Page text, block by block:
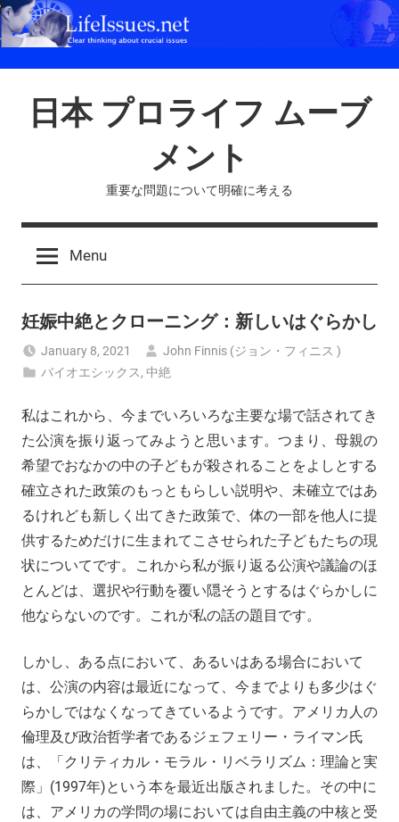
Skip
to
日本 プロライフ ムーブ
メント
重要な問題について明確に考える
Menu
妊娠中絶とクローニング：新しいはぐらかし
January 8, 2021
John Finnis (ジョン・フィニス )
バイオエシックス,中絶
私はこれから、今までいろいろな主要な場で話されてき
た公演を振り返ってみようと思います。つまり、母親の
希望でおなかの中の子どもが殺されることをよしとする
確立された政策のもっともらしい説明や、未確立ではあ
るけれども新しく出てきた政策で、体の一部を他人に提
供するためだけに生まれてこさせられた子どもたちの現
状についてです。これから私が振り返る公演や議論のほ
とんどは、選択や行動を覆い隠そうとするはぐらかしに
他ならないのです。これが私の話の題目です。
しかし、ある点において、あるいはある場合において
は、公演の内容は最近になって、今までよりも多少はぐ
らかしではなくなってきているようです。アメリカ人の
倫理及び政治哲学者であるジェフェリー・ライマン氏
は、「クリティカル・モラル・リベラリズム：理論と実
際」(1997年)という本を最近出版されました。その中に
は、アメリカの学問の場においては自由主義の中核と受